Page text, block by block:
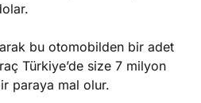
bu otomobilden bir adet
Türkiye’de size 7 milyon
paraya mal olur.